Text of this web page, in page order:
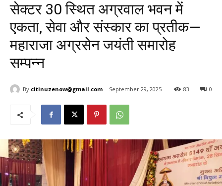
सेक्टर 30 स्थित अग्रवाल भवन में
एकता, सेवा और संस्कार का प्रतीक—
महाराजा अग्रसेन जयंती समारोह
सम्पन्न
By citinuzenow@gmail.com September 29, 2025 0
83